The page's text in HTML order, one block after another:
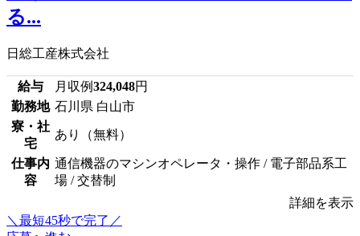
る...
日総工産株式会社
給与 月収例324,048円
勤務地 石川県 白山市
寮・社
宅
あり（無料）
仕事内
容
通信機器のマシンオペレータ・操作 / 電子部品系工
場 / 交替制
詳細を表示
＼最短45秒で完了／